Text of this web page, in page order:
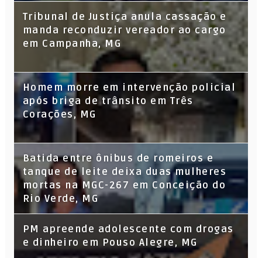
Tribunal de Justiça anula cassação e
manda reconduzir vereador ao cargo
em Campanha, MG
Homem morre em intervenção policial
após briga de trânsito em Três
Corações, MG
Batida entre ônibus de romeiros e
tanque de leite deixa duas mulheres
mortas na MGC-267 em Conceição do
Rio Verde, MG
PM apreende adolescente com drogas
e dinheiro em Pouso Alegre, MG